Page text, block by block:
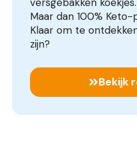
Maar dan 100% Keto-
Klaar om te
zijn?
Bekijk